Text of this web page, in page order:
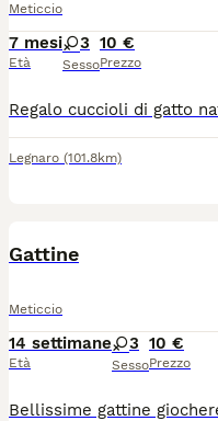
Meticcio
7 mesi
Età
3
Sesso
10 €
Prezzo
Legnaro (101.8km)
Gattine
Meticcio
14 settimane
Età
3
Sesso
10 €
Prezzo